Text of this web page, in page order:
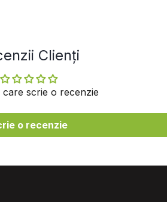
Clienți
care scrie o recenzie
o recenzie